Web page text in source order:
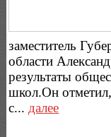
заместитель
области
результаты
школ.Он отметил,
с... далее